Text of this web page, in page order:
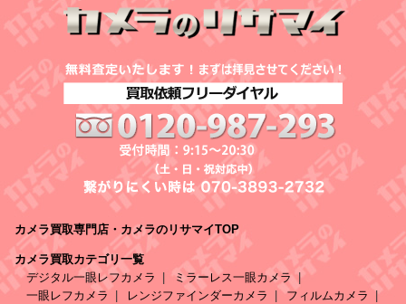
カメラ買取専門店・カメラのリサマイTOP
カメラ買取カテゴリ一覧
デジタル一眼レフカメラ
ミラーレス一眼カメラ
一眼レフカメラ
レンジファインダーカメラ
フィルムカメラ